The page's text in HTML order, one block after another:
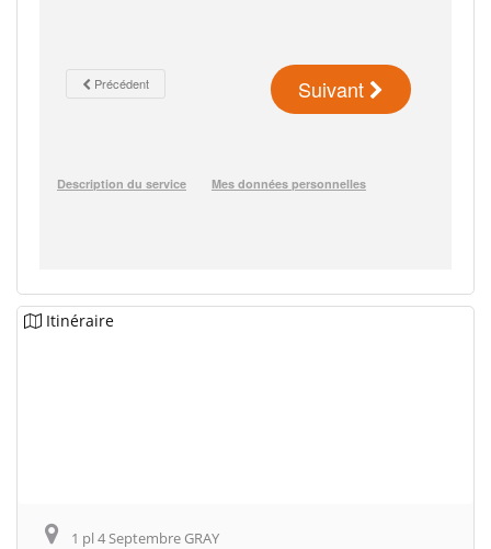
Itinéraire
1 pl 4 Septembre GRAY